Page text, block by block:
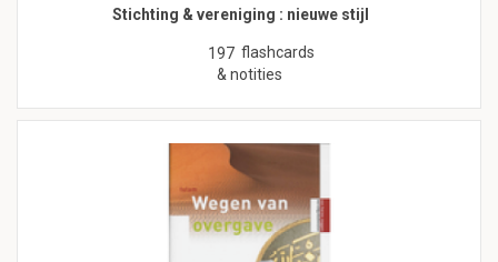
Stichting & vereniging : nieuwe stijl
197 flashcards
& notities